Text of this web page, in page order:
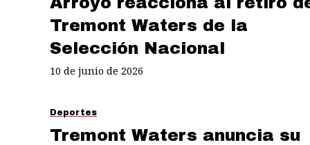
Tremont Waters de la
Selección Nacional
10 de junio de 2026
Deportes
Tremont Waters anuncia su